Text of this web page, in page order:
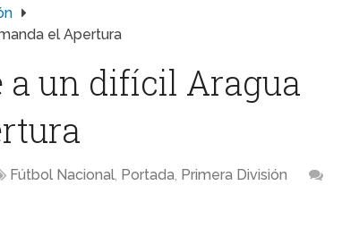
el Apertura
un difícil Aragua
Fútbol Nacional, Portada, Primera División